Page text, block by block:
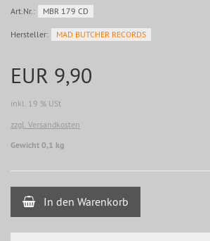
Art.Nr.: MBR 179 CD
Hersteller: MAD BUTCHER RECORDS
EUR 9,90
inkl. 19 % USt
zzgl. Versandkosten
Gewicht 0,1 kg
In den Warenkorb